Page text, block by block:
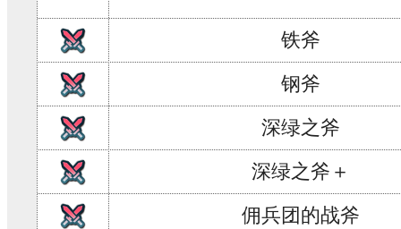
铁斧
钢斧
深绿之斧
深绿之斧＋
佣兵团的战斧